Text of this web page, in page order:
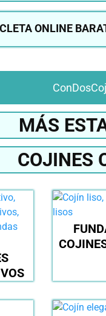
ONLINE
MÁS
COJINES